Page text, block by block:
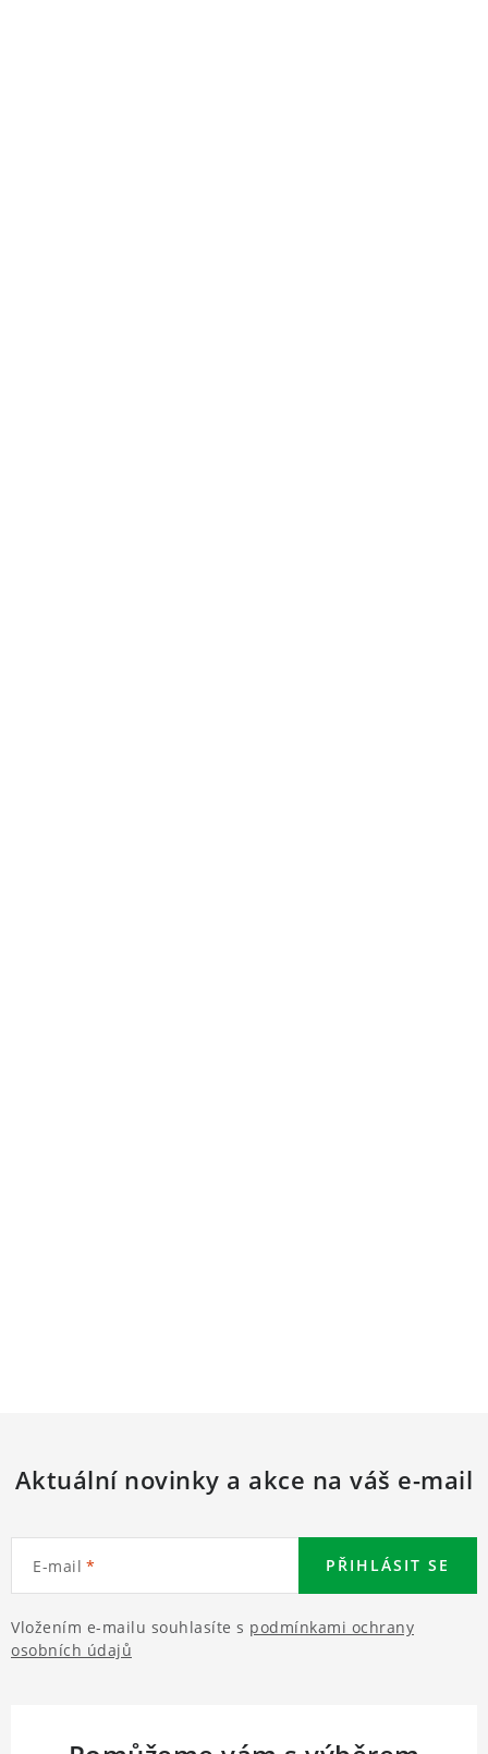
Aktuální novinky a akce na váš e-mail
E-mail
Vložením e-mailu souhlasíte s podmínkami ochrany
osobních údajů
PŘIHLÁSIT SE